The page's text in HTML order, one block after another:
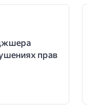
прав